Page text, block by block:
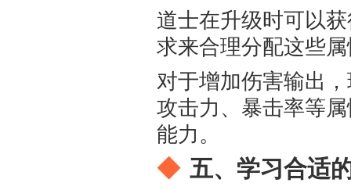
道士在升级时可以
求来合理分配这些
对于增加伤害输出
攻击力、暴击率等
能力。
五、学习合适